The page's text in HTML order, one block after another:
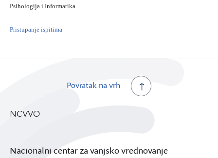
Psihologija i Informatika
Pristupanje ispitima
Povratak na vrh
NCVVO
Nacionalni centar za vanjsko vrednovanje